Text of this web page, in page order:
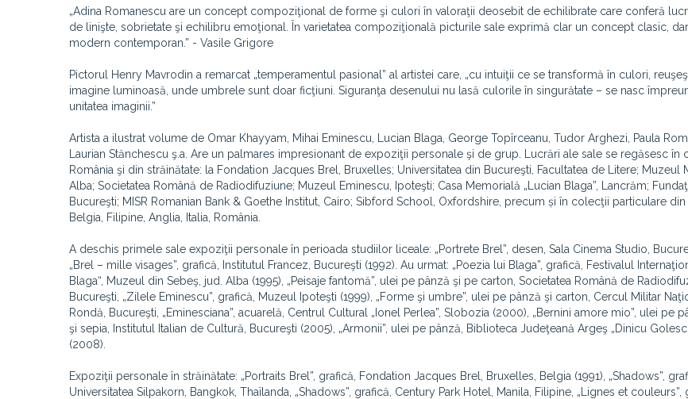
„Adina Romanescu are un concept compoziţional de forme şi culori în valoraţii deosebit de echilibrate care conferă
de linişte, sobrietate şi echilibru emoţional. În varietatea compoziţională picturile sale exprimă clar un concept clasic,
modern contemporan.” - Vasile Grigore
Pictorul Henry Mavrodin a remarcat „temperamentul pasional” al artistei care, „cu intuiţii ce se transformă în culori,
imagine luminoasă, unde umbrele sunt doar ficţiuni. Siguranţa desenului nu lasă culorile în singurătate – se nasc
unitatea imaginii.”
Artista a ilustrat volume de Omar Khayyam, Mihai Eminescu, Lucian Blaga, George Topîrceanu, Tudor Arghezi, Paula
Laurian Stănchescu ş.a. Are un palmares impresionant de expoziţii personale şi de grup. Lucrări ale sale se regăsesc în
România şi din străinătate: la Fondation Jacques Brel, Bruxelles; Universitatea din Bucureşti, Facultatea de Litere; Muzeul
Alba; Societatea Română de Radiodifuziune; Muzeul Eminescu, Ipoteşti; Casa Memorială „Lucian Blaga”, Lancrăm;
Bucureşti; MISR Romanian Bank & Goethe Institut, Cairo; Sibford School, Oxfordshire, precum și în colecţii particulare din
Belgia, Filipine, Anglia, Italia, România.
A deschis primele sale expoziţii personale în perioada studiilor liceale: „Portrete Brel”, desen, Sala Cinema Studio,
„Brel – mille visages”, grafică, Institutul Francez, Bucureşti (1992). Au urmat: „Poezia lui Blaga”, grafică, Festivalul
Blaga“, Muzeul din Sebeş, jud. Alba (1995), „Peisaje fantomă”, ulei pe pânză şi pe carton, Societatea Română de
Bucureşti, „Zilele Eminescu”, grafică, Muzeul Ipoteşti (1999), „Forme şi umbre”, ulei pe pânză şi carton, Cercul Militar
Rondă, Bucureşti, „Eminesciana”, acuarelă, Centrul Cultural „Ionel Perlea”, Slobozia (2000), „Bernini amore mio”, ulei pe
şi sepia, Institutul Italian de Cultură, Bucureşti (2005), „Armonii”, ulei pe pânză, Biblioteca Judeţeană Argeş „Dinicu
(2008).
Expoziţii personale în străinătate: „Portraits Brel”, grafică, Fondation Jacques Brel, Bruxelles, Belgia (1991), „Shadows”,
Universitatea Silpakorn, Bangkok, Thaïlanda, „Shadows”, grafică, Century Park Hotel, Manila, Filipine, „Lignes et couleurs”,